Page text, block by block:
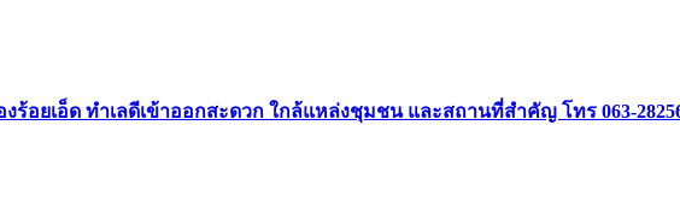
ร้อยเอ็ด ทำเลดีเข้าออกสะดวก ใกล้แหล่งชุมชน และสถานที่สำคัญ โทร 063-